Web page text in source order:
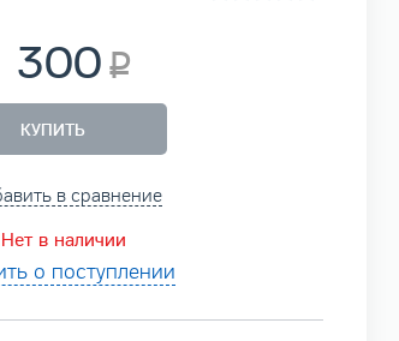
300
КУПИТЬ
в сравнение
Нет в наличии
о поступлении